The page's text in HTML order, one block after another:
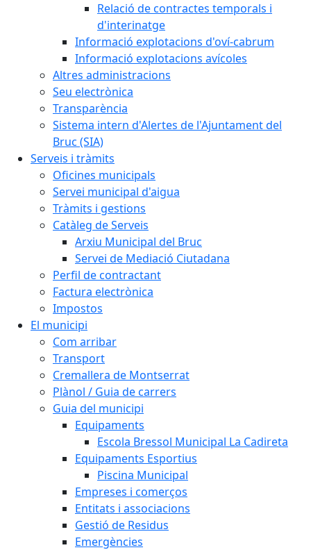
Relació de contractes temporals i
d'interinatge
Informació explotacions d'oví-cabrum
Informació explotacions avícoles
Altres administracions
Seu electrònica
Transparència
Sistema intern d'Alertes de l'Ajuntament del
Bruc (SIA)
Serveis i tràmits
Oficines municipals
Servei municipal d'aigua
Tràmits i gestions
Catàleg de Serveis
Arxiu Municipal del Bruc
Servei de Mediació Ciutadana
Perfil de contractant
Factura electrònica
Impostos
El municipi
Com arribar
Transport
Cremallera de Montserrat
Plànol / Guia de carrers
Guia del municipi
Equipaments
Escola Bressol Municipal La Cadireta
Equipaments Esportius
Piscina Municipal
Empreses i comerços
Entitats i associacions
Gestió de Residus
Emergències